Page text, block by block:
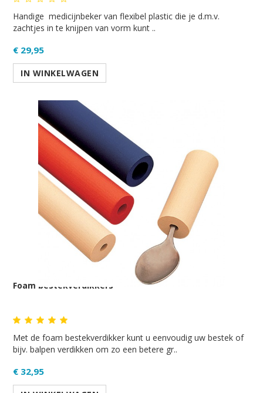
Handige medicijnbeker van flexibel plastic die je d.m.v.
zachtjes in te knijpen van vorm kunt ..
€ 29,95
IN WINKELWAGEN
Foam bestekverdikkers
Met de foam bestekverdikker kunt u eenvoudig uw bestek of
bijv. balpen verdikken om zo een betere gr..
€ 32,95